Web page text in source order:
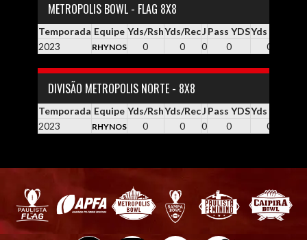
METROPOLIS BOWL - FLAG 8X8
Temporada Equipe Yds/RshYds/RecJ Pass YDSYds / Pass
2023
RHYNOS 0 0 0 0 0.0
DIVISÃO METROPOLIS NORTE - 8X8
Temporada Equipe Yds/RshYds/RecJ Pass YDSYds / Pass
2023
RHYNOS 0 0 0 0 0.0